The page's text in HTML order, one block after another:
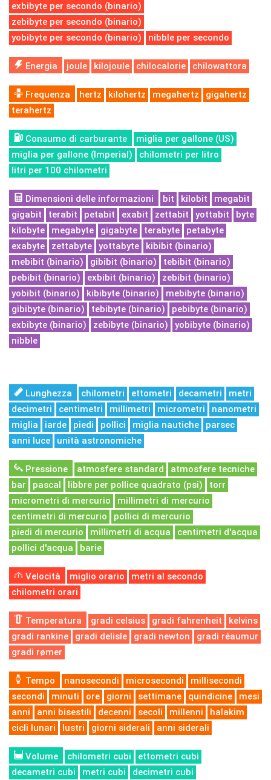
exbibyte per secondo (binario)
zebibyte per secondo (binario)
yobibyte per secondo (binario)
nibble per secondo
Energia joule kilojoule chilocalorie chilowattora
Frequenza hertz kilohertz megahertz
gigahertz
terahertz
Consumo di carburante
miglia per gallone (US)
miglia per gallone (Imperial)
chilometri per litro
litri per 100 chilometri
Dimensioni delle informazioni bit kilobit
megabit
gigabit
terabit petabit exabit zettabit yottabit
byte
kilobyte
megabyte gigabyte terabyte
petabyte
exabyte
zettabyte yottabyte
kibibit (binario)
mebibit (binario)
gibibit (binario)
tebibit (binario)
pebibit (binario)
exbibit (binario)
zebibit (binario)
yobibit (binario)
kibibyte (binario)
mebibyte (binario)
gibibyte (binario)
tebibyte (binario)
pebibyte (binario)
exbibyte (binario)
zebibyte (binario)
yobibyte (binario)
nibble
Lunghezza chilometri ettometri decametri
metri
decimetri
centimetri millimetri micrometri
nanometri
miglia
iarde piedi pollici miglia nautiche
parsec
anni luce
unità astronomiche
Pressione atmosfere standard
atmosfere tecniche
bar
pascal libbre per pollice quadrato (psi)
torr
micrometri di mercurio
millimetri di mercurio
centimetri di mercurio
pollici di mercurio
piedi di mercurio
millimetri di acqua
centimetri d'acqua
pollici d'acqua
barie
Velocità miglio orario
metri al secondo
chilometri orari
Temperatura gradi celsius gradi fahrenheit
kelvins
gradi rankine
gradi delisle gradi newton
gradi réaumur
gradi rømer
Tempo nanosecondi microsecondi
millisecondi
secondi
minuti ore giorni settimane quindicine
mesi
anni
anni bisestili decenni secoli millenni
halakim
cicli lunari
lustri giorni siderali anni siderali
Volume chilometri cubi
ettometri cubi
decametri cubi
metri cubi
decimetri cubi